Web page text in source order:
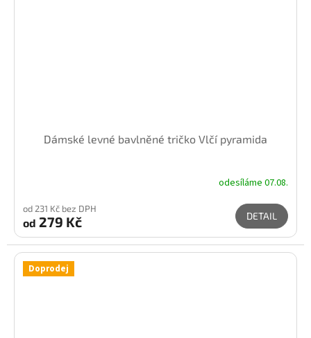
Dámské levné bavlněné tričko Vlčí pyramida
odesíláme 07.08.
od 231 Kč bez DPH
od 279 Kč DETAIL
Doprodej